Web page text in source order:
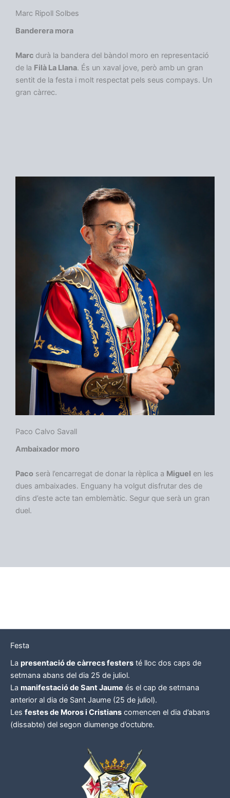
Marc Ripoll Solbes
Banderera mora
Marc durà la bandera del bàndol moro en representació
de la Filà La Llana. És un xaval jove, però amb un gran
sentit de la festa i molt respectat pels seus compays. Un
gran càrrec.
Paco Calvo Savall
Ambaixador moro
Paco serà l’encarregat de donar la rèplica a Miguel en les
dues ambaixades. Enguany ha volgut disfrutar des de
dins d’este acte tan emblemàtic. Segur que serà un gran
duel.
Festa
La presentació de càrrecs festers té lloc dos caps de
setmana abans del dia 25 de juliol.
La manifestació de Sant Jaume és el cap de setmana
anterior al dia de Sant Jaume (25 de juliol).
Les festes de Moros i Cristians comencen el dia d’abans
(dissabte) del segon diumenge d’octubre.